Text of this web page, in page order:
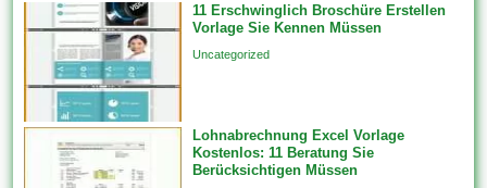
11 Erschwinglich Broschüre Erstellen
Vorlage Sie Kennen Müssen
Uncategorized
Lohnabrechnung Excel Vorlage
Kostenlos: 11 Beratung Sie
Berücksichtigen Müssen